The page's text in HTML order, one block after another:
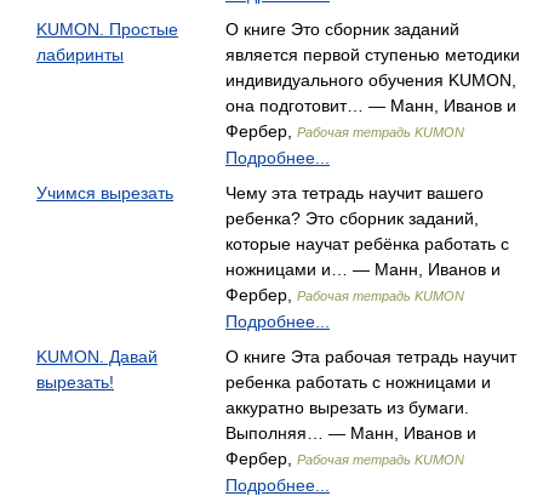
KUMON. Простые
лабиринты
О книге Это сборник заданий
является первой ступенью методики
индивидуального обучения KUMON,
она подготовит… — Манн, Иванов и
Фербер,
Рабочая тетрадь KUMON
Подробнее...
Учимся вырезать
Чему эта тетрадь научит вашего
ребенка? Это сборник заданий,
которые научат ребёнка работать с
ножницами и… — Манн, Иванов и
Фербер,
Рабочая тетрадь KUMON
Подробнее...
KUMON. Давай
вырезать!
О книге Эта рабочая тетрадь научит
ребенка работать с ножницами и
аккуратно вырезать из бумаги.
Выполняя… — Манн, Иванов и
Фербер,
Рабочая тетрадь KUMON
Подробнее...